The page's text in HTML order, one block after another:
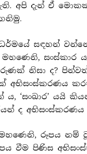
අපි දැන් ඒ
සඳහන්
සංස්කාර
නිසා ද?
අභිසංස්කරණය
ය, ‘සංඛාර’ යයි
ද
රූපය නම්
වීම පිණිස